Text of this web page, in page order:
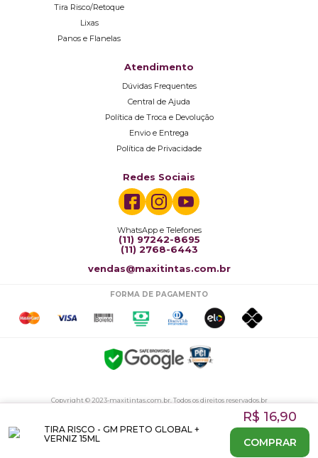
TIRA RISCO - GM PRETO GLOBAL +
VERNIZ 15ML
R$ 16,90
COMPRAR
Tira Risco/Retoque
Lixas
Panos e Flanelas
Atendimento
Dúvidas Frequentes
Central de Ajuda
Política de Troca e Devolução
Envio e Entrega
Política de Privacidade
Redes Sociais
WhatsApp e Telefones
(11) 97242-8695
(11) 2768-6443
vendas@maxitintas.com.br
FORMA DE PAGAMENTO
Copyright © 2023-maxitintas.com.br. Todos os direitos reservados.br
Maxitintas Comercio de Tintas Ltda CNPJ: 27836514/0001-38 - Endereço: Rua Vergueiro, 8334